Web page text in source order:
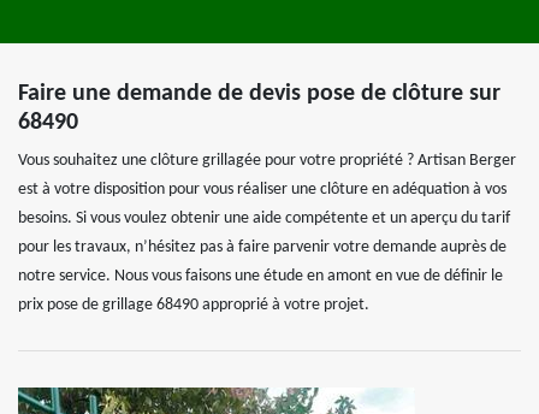
Faire une demande de devis pose de clôture sur
68490
Vous souhaitez une clôture grillagée pour votre propriété ? Artisan Berger
est à votre disposition pour vous réaliser une clôture en adéquation à vos
besoins. Si vous voulez obtenir une aide compétente et un aperçu du tarif
pour les travaux, n’hésitez pas à faire parvenir votre demande auprès de
notre service. Nous vous faisons une étude en amont en vue de définir le
prix pose de grillage 68490 approprié à votre projet.